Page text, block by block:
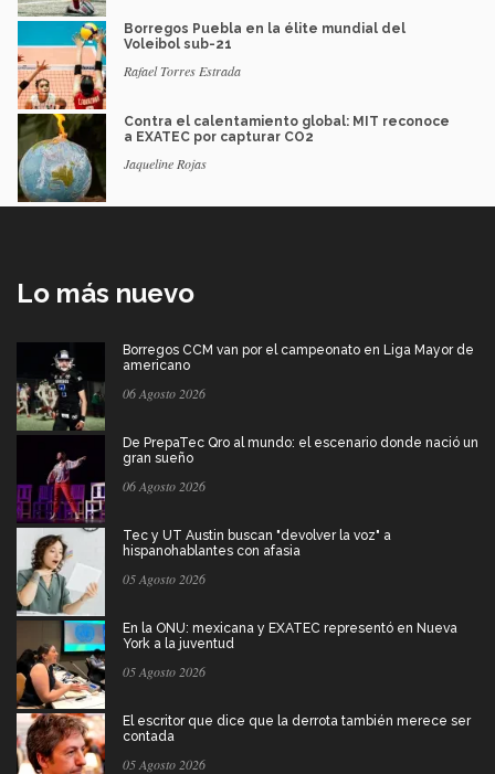
Borregos Puebla en la élite mundial del
Voleibol sub-21
Rafael Torres Estrada
Contra el calentamiento global: MIT reconoce
a EXATEC por capturar CO2
Jaqueline Rojas
Lo más nuevo
Borregos CCM van por el campeonato en Liga Mayor de
americano
06 Agosto 2026
De PrepaTec Qro al mundo: el escenario donde nació un
gran sueño
06 Agosto 2026
Tec y UT Austin buscan "devolver la voz" a
hispanohablantes con afasia
05 Agosto 2026
En la ONU: mexicana y EXATEC representó en Nueva
York a la juventud
05 Agosto 2026
El escritor que dice que la derrota también merece ser
contada
05 Agosto 2026